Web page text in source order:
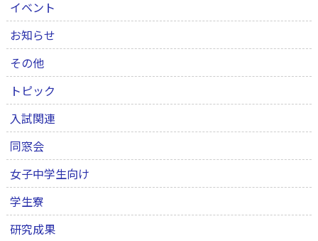
イベント
お知らせ
その他
トピック
入試関連
同窓会
女子中学生向け
学生寮
研究成果